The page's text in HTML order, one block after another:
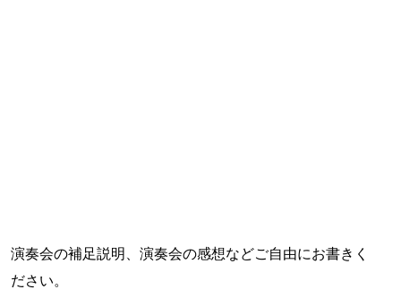
演奏会の補足説明、演奏会の感想などご自由にお書きく
ださい。